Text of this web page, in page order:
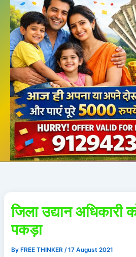
जिला उद्यान अधिकारी
पकड़ा
By FREE THINKER/17 August 2021